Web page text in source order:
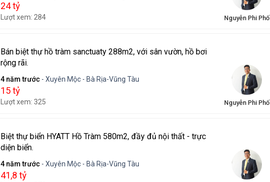
24 tỷ
Lượt xem: 284 Nguyễn Phi Phố
Bán biệt thự hồ tràm sanctuaty 288m2, với sân vườn, hồ bơi
rộng rãi.
4 năm trước - Xuyên Mộc - Bà Rịa-Vũng Tàu
15 tỷ
Lượt xem: 325 Nguyễn Phi Phố
Biệt thự biển HYATT Hồ Tràm 580m2, đầy đủ nội thất - trực
diện biển.
4 năm trước - Xuyên Mộc - Bà Rịa-Vũng Tàu
41,8 tỷ